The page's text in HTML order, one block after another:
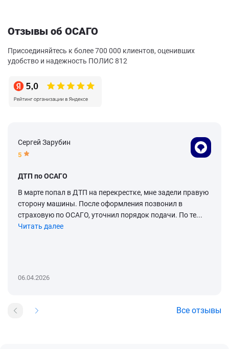
Отзывы об ОСАГО
Присоединяйтесь к более 700 000 клиентов, оценивших
удобство и надежность ПОЛИС 812
Сергей Зарубин
5
ДТП по ОСАГО
В марте попал в ДТП на перекрестке, мне задели правую
сторону машины. После оформления позвонил в
страховую по ОСАГО, уточнил порядок подачи. По те...
Читать далее
06.04.2026
Все отзывы